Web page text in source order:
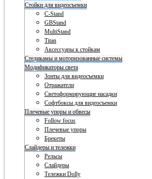
Стойки для видеосъемки
C-Stand
GBStand
MultiStand
Titan
Аксессуары к стойкам
Стедикамы и моторизованные системы
Модификаторы света
Зонты для видеосъемки
Отражатели
Светоформирующие насадки
Софтбоксы для видеосъемки
Плечевые упоры и обвесы
Follow focus
Плечевые упоры
Брекеты
Слайдеры и тележки
Рельсы
Слайдеры
Тележки Dolly